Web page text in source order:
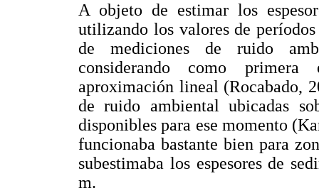
A objeto de estimar los
utilizando los valores de
de mediciones de ruido
considerando como primera
aproximación lineal (Rocabado,
de ruido ambiental ubicadas
disponibles para ese momento
funcionaba bastante bien para
subestimaba los espesores de
m.